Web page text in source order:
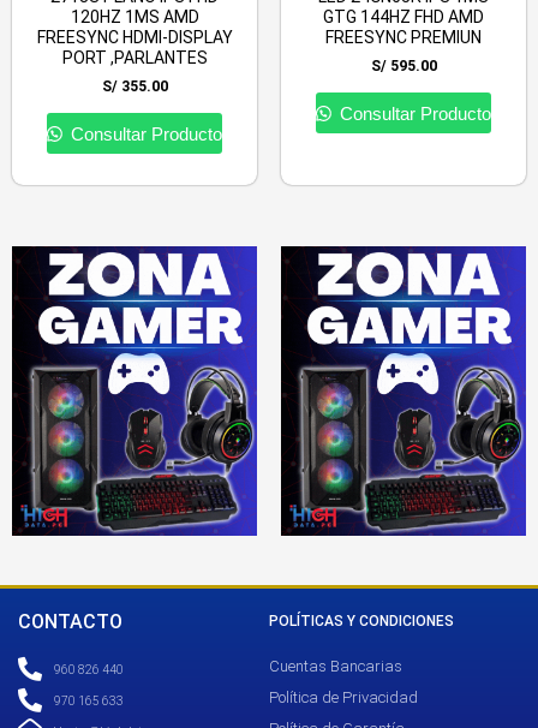
120HZ 1MS AMD
FREESYNC HDMI-DISPLAY
PORT ,PARLANTES
S/355.00
Consultar Producto
GTG 144HZ FHD AMD
FREESYNC PREMIUN
S/595.00
Consultar Producto
CONTACTO
960 826 440
970 165 633
POLÍTICAS Y CONDICIONES
Cuentas Bancarias
Política de Privacidad